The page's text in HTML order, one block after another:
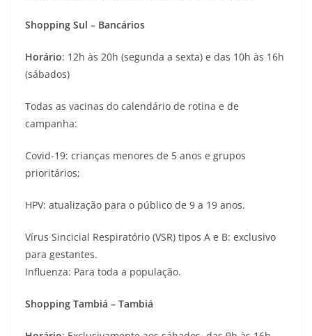
Shopping Sul – Bancários
Horário: 12h às 20h (segunda a sexta) e das 10h às 16h
(sábados)
Todas as vacinas do calendário de rotina e de
campanha:
Covid-19: crianças menores de 5 anos e grupos
prioritários;
HPV: atualização para o público de 9 a 19 anos.
Vírus Sincicial Respiratório (VSR) tipos A e B: exclusivo
para gestantes.
Influenza: Para toda a população.
Shopping Tambiá – Tambiá